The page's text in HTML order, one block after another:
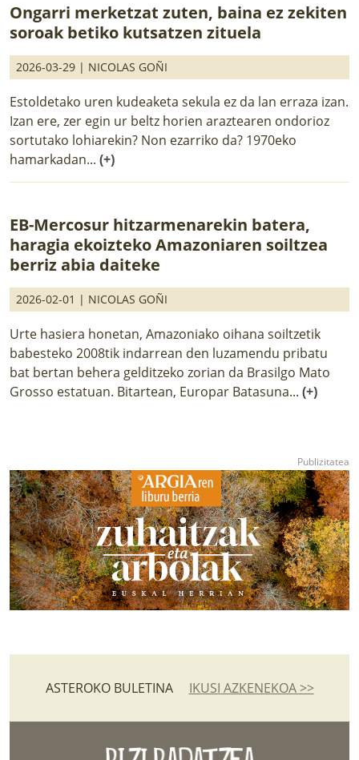
Ongarri merketzat zuten, baina ez zekiten
soroak betiko kutsatzen zituela
2026-03-29 | NICOLAS GOÑI
Estoldetako uren kudeaketa sekula ez da lan erraza izan.
Izan ere, zer egin ur beltz horien araztearen ondorioz
sortutako lohiarekin? Non ezarriko da? 1970eko
hamarkadan... (+)
EB-Mercosur hitzarmenarekin batera,
haragia ekoizteko Amazoniaren soiltzea
berriz abia daiteke
2026-02-01 | NICOLAS GOÑI
Urte hasiera honetan, Amazoniako oihana soiltzetik
babesteko 2008tik indarrean den luzamendu pribatu
bat bertan behera gelditzeko zorian da Brasilgo Mato
Grosso estatuan. Bitartean, Europar Batasuna... (+)
ASTEROKO BULETINA IKUSI AZKENEKOA >>